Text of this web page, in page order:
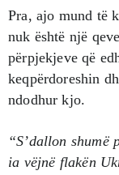
Pra, ajo mund të
nuk është një
përpjekjeve që
keqpërdoreshin
ndodhur kjo.
“S’dallon shumë
ia vëjnë flakën